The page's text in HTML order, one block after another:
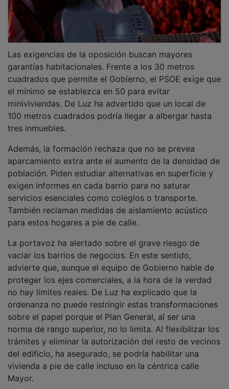
garantías habitacionales. Frente a los 30 metros
cuadrados que permite el Gobierno, el PSOE exige que
el mínimo se establezca en 50 para evitar
miniviviendas. De Luz ha advertido que un local de
100 metros cuadrados podría llegar a albergar hasta
tres inmuebles.
aparcamiento extra ante el aumento de la densidad de
población. Piden estudiar alternativas en superficie y
exigen informes en cada barrio para no saturar
servicios esenciales como colegios o transporte.
También reclaman medidas de aislamiento acústico
para estos hogares a pie de calle.
vaciar los barrios de negocios. En este sentido,
advierte que, aunque el equipo de Gobierno hable de
proteger los ejes comerciales, a la hora de la verdad
no hay límites reales. De Luz ha explicado que la
ordenanza no puede restringir estas transformaciones
sobre el papel porque el Plan General, al ser una
norma de rango superior, no lo limita. Al flexibilizar los
trámites y eliminar la autorización del resto de vecinos
del edificio, ha asegurado, se podría habilitar una
vivienda a pie de calle incluso en la céntrica calle
Mayor.